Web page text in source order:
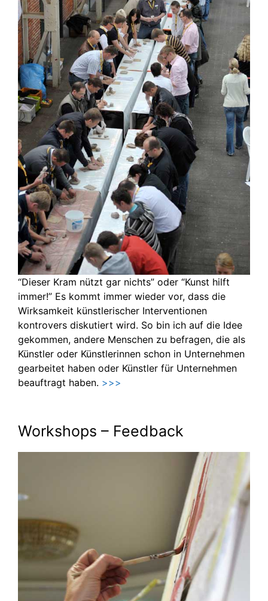
“Dieser Kram nützt gar nichts” oder “Kunst hilft
immer!” Es kommt immer wieder vor, dass die
Wirksamkeit künstlerischer Interventionen
kontrovers diskutiert wird. So bin ich auf die Idee
gekommen, andere Menschen zu befragen, die als
Künstler oder Künstlerinnen schon in Unternehmen
gearbeitet haben oder Künstler für Unternehmen
beauftragt haben. >>>
Workshops – Feedback